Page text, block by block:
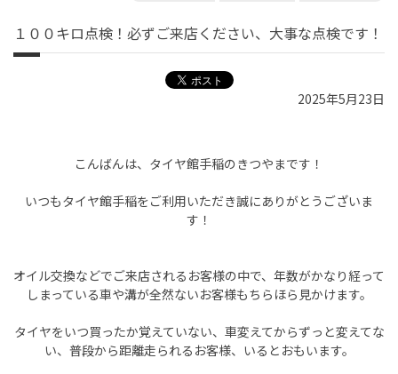
１００キロ点検！必ずご来店ください、大事な点検です！
2025年5月23日
こんばんは、タイヤ館手稲のきつやまです！
いつもタイヤ館手稲をご利用いただき誠にありがとうございま
す！
オイル交換などでご来店されるお客様の中で、年数がかなり経って
しまっている車や溝が全然ないお客様もちらほら見かけます。
タイヤをいつ買ったか覚えていない、車変えてからずっと変えてな
い、普段から距離走られるお客様、いるとおもいます。